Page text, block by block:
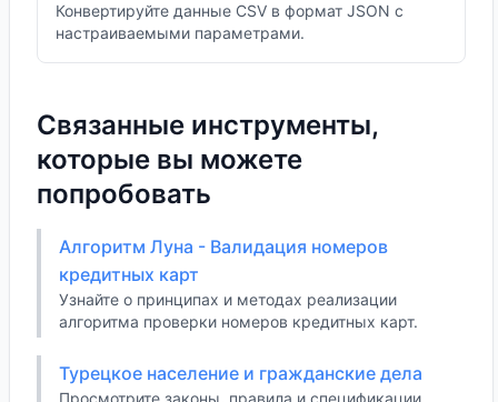
Конвертируйте данные CSV в формат JSON с
настраиваемыми параметрами.
Связанные инструменты,
которые вы можете
попробовать
Алгоритм Луна - Валидация номеров
кредитных карт
Узнайте о принципах и методах реализации
алгоритма проверки номеров кредитных карт.
Турецкое население и гражданские дела
Просмотрите законы, правила и спецификации